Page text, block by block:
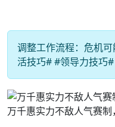
调整工作流程：危机
活技巧# #领导力技巧
万千惠实力不敌人气赛